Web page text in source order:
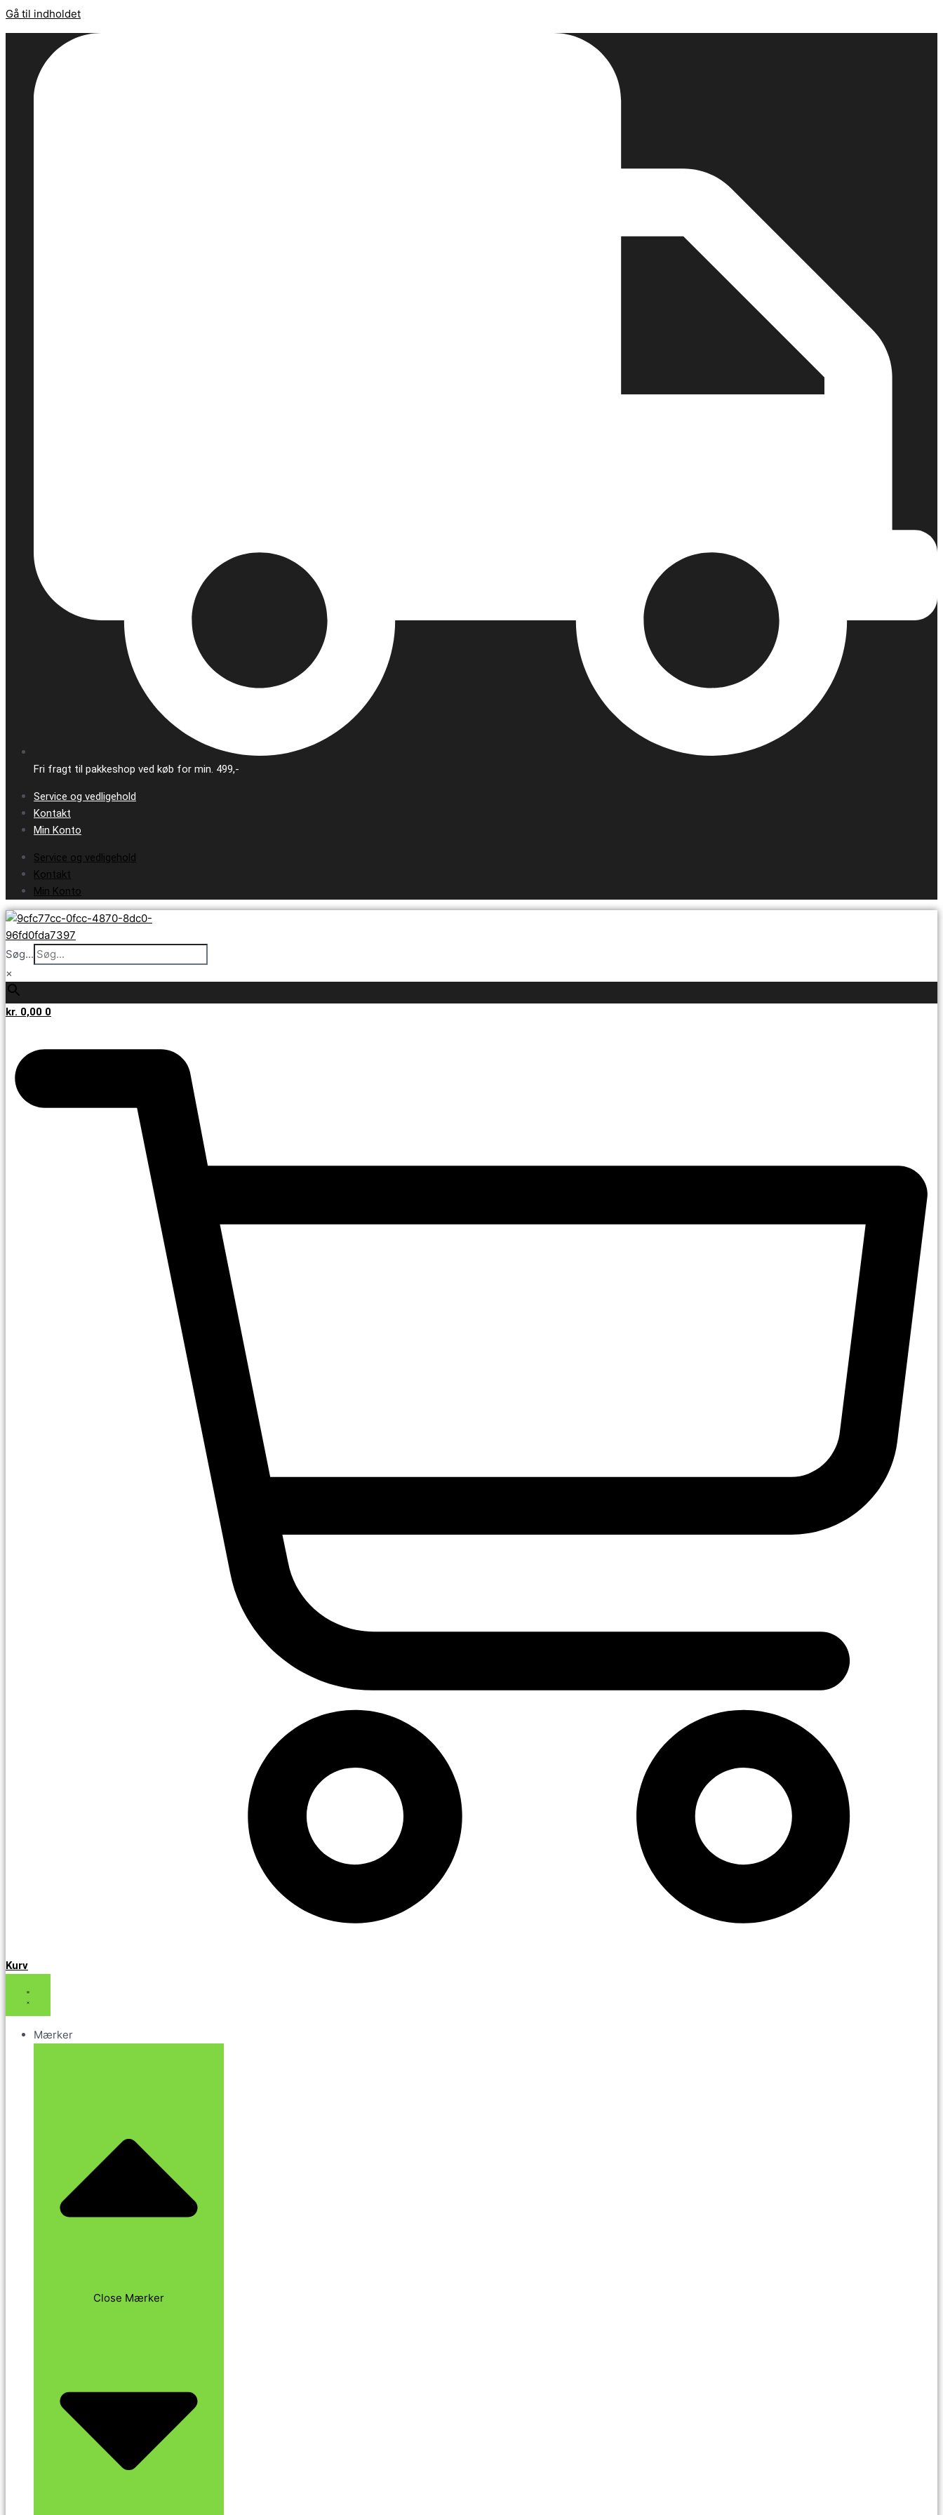
Gå til indholdet
Fri fragt til pakkeshop ved køb for min. 499,-
Service og vedligehold
Kontakt
Min Konto
Service og vedligehold
Kontakt
Min Konto
Søg...
×
kr. 0,00 0
Kurv
Mærker
Close Mærker